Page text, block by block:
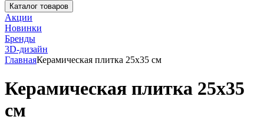
Каталог товаров
Акции
Новинки
Бренды
3D-дизайн
ГлавнаяКерамическая плитка 25x35 см
Керамическая плитка 25x35
см